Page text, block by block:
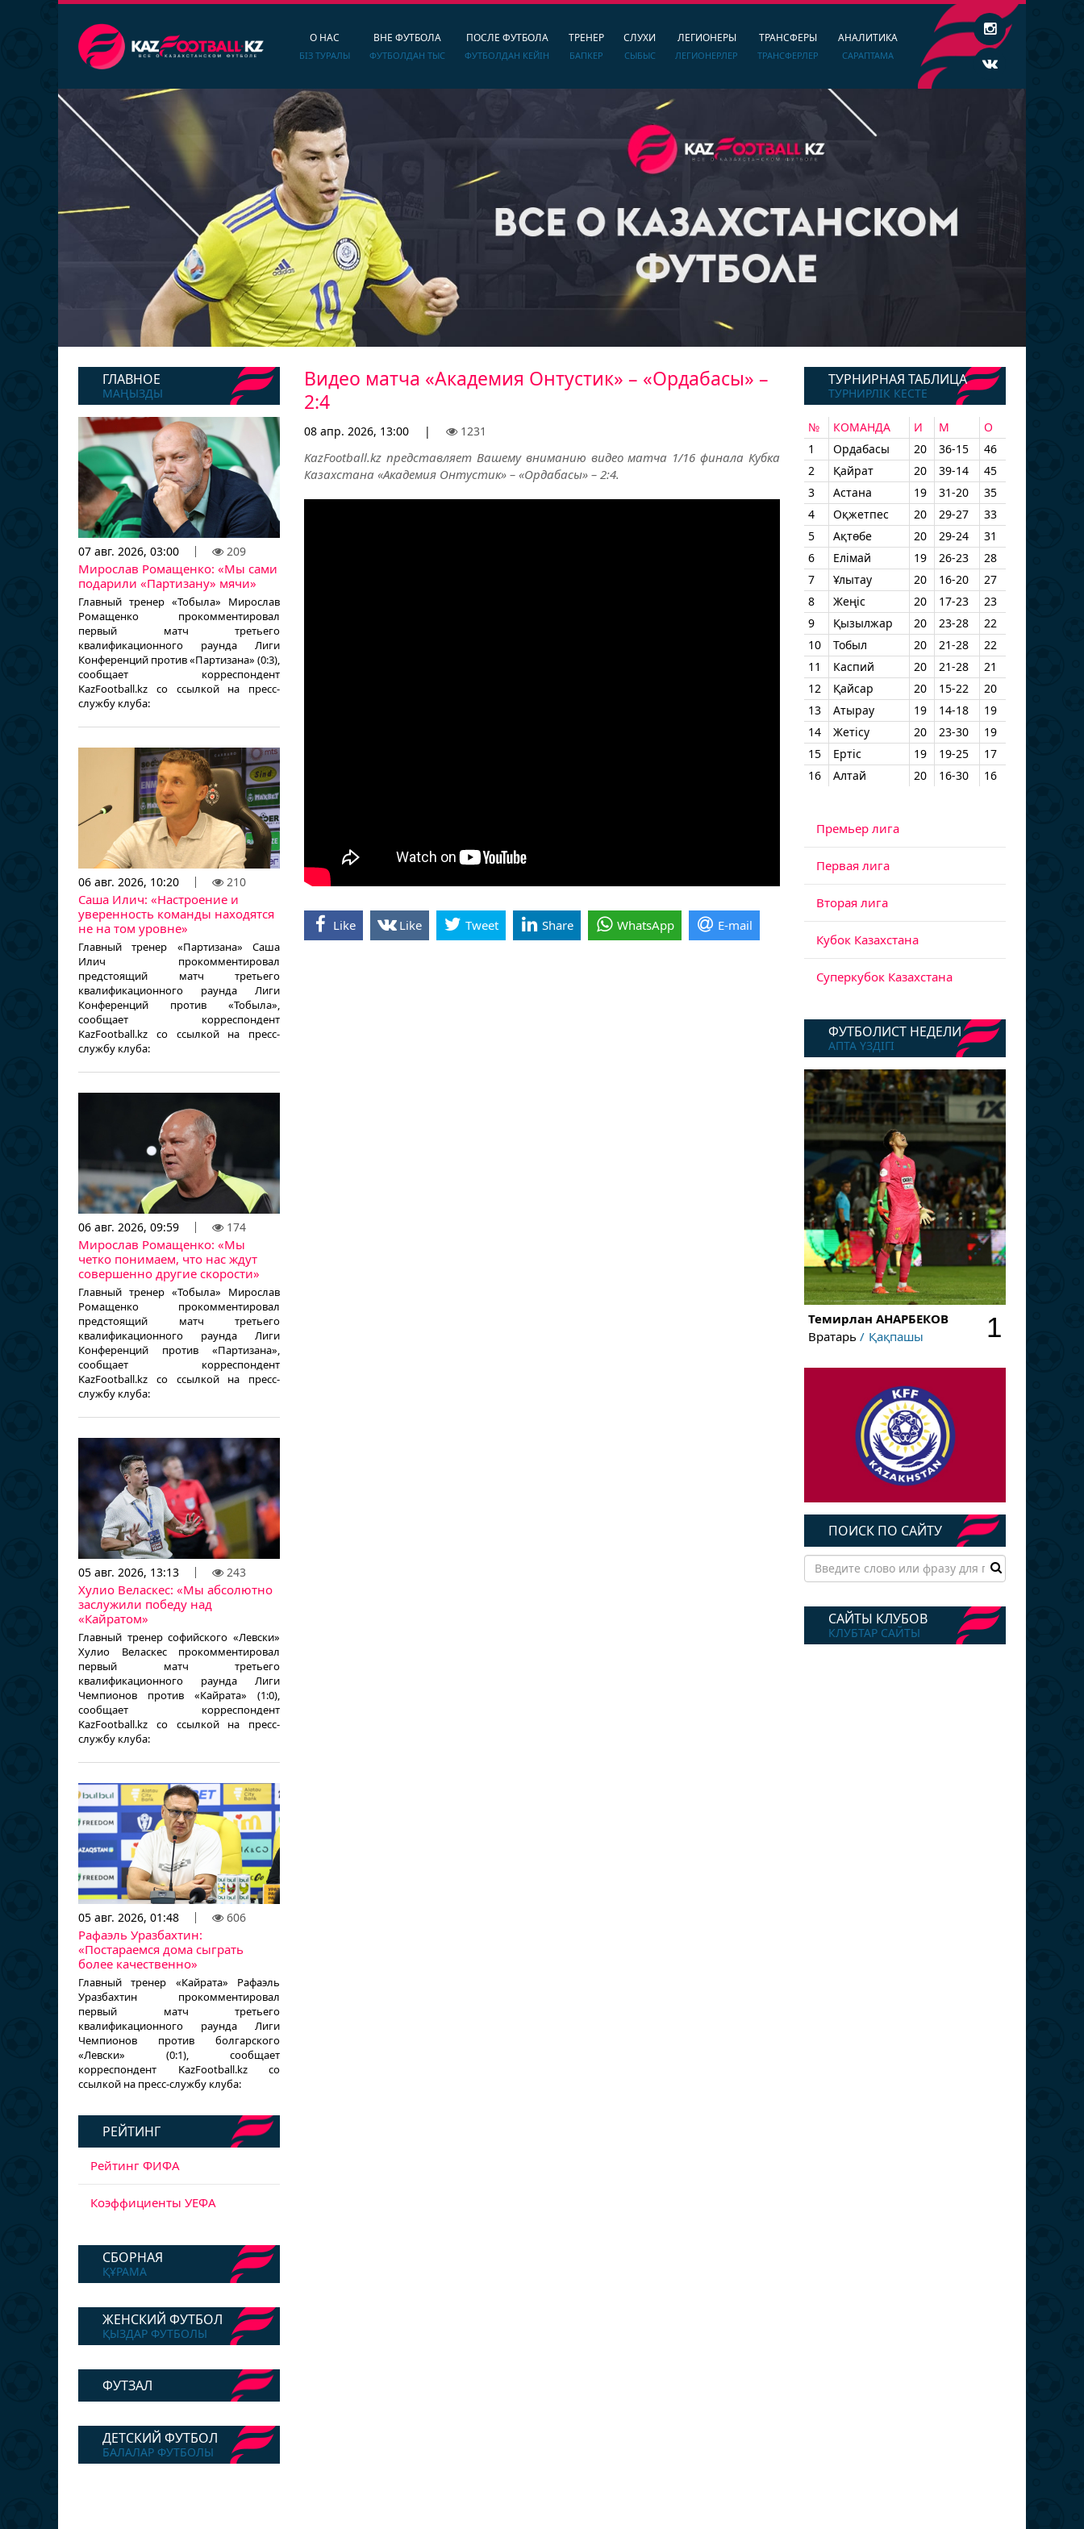
О НАС
БІЗ ТУРАЛЫ
ВНЕ ФУТБОЛА
ФУТБОЛДАН ТЫС
ПОСЛЕ ФУТБОЛА
ФУТБОЛДАН КЕЙІН
ТРЕНЕР
БАПКЕР
СЛУХИ
СЫБЫС
ЛЕГИОНЕРЫ
ЛЕГИОНЕРЛЕР
ТРАНСФЕРЫ
ТРАНСФЕРЛЕР
АНАЛИТИКА
САРАПТАМА
ГЛАВНОЕ
МАҢЫЗДЫ
07 авг. 2026, 03:00 209
Мирослав Ромащенко: «Мы сами
подарили «Партизану» мячи»
Главный тренер «Тобыла» Мирослав
Ромащенко прокомментировал
первый матч третьего
квалификационного раунда Лиги
Конференций против «Партизана» (0:3),
сообщает корреспондент
KazFootball.kz со ссылкой на пресс-
службу клуба:
06 авг. 2026, 10:20 210
Саша Илич: «Настроение и
уверенность команды находятся
не на том уровне»
Главный тренер «Партизана» Саша
Илич прокомментировал
предстоящий матч третьего
квалификационного раунда Лиги
Конференций против «Тобыла»,
сообщает корреспондент
KazFootball.kz со ссылкой на пресс-
службу клуба:
06 авг. 2026, 09:59 174
Мирослав Ромащенко: «Мы
четко понимаем, что нас ждут
совершенно другие скорости»
Главный тренер «Тобыла» Мирослав
Ромащенко прокомментировал
предстоящий матч третьего
квалификационного раунда Лиги
Конференций против «Партизана»,
сообщает корреспондент
KazFootball.kz со ссылкой на пресс-
службу клуба:
05 авг. 2026, 13:13 243
Хулио Веласкес: «Мы абсолютно
заслужили победу над
«Кайратом»
Главный тренер софийского «Левски»
Хулио Веласкес прокомментировал
первый матч третьего
квалификационного раунда Лиги
Чемпионов против «Кайрата» (1:0),
сообщает корреспондент
KazFootball.kz со ссылкой на пресс-
службу клуба:
05 авг. 2026, 01:48 606
Рафаэль Уразбахтин:
«Постараемся дома сыграть
более качественно»
Главный тренер «Кайрата» Рафаэль
Уразбахтин прокомментировал
первый матч третьего
квалификационного раунда Лиги
Чемпионов против болгарского
«Левски» (0:1), сообщает
корреспондент KazFootball.kz со
ссылкой на пресс-службу клуба:
РЕЙТИНГ
Рейтинг ФИФА
Коэффициенты УЕФА
СБОРНАЯ
ҚҰРАМА
ЖЕНСКИЙ ФУТБОЛ
ҚЫЗДАР ФУТБОЛЫ
ФУТЗАЛ
ДЕТСКИЙ ФУТБОЛ
БАЛАЛАР ФУТБОЛЫ
Видео матча «Академия Онтустик» – «Ордабасы» –
2:4
08 апр. 2026, 13:00 | 1231
KazFootball.kz представляет Вашему вниманию видео матча 1/16 финала Кубка
Казахстана «Академия Онтустик» – «Ордабасы» – 2:4.
Like Like Tweet Share WhatsApp E-mail
ТУРНИРНАЯ ТАБЛИЦА
ТУРНИРЛІК КЕСТЕ
№ КОМАНДА И М
О
1
Ордабасы 20 36-15
46
2
Қайрат 20 39-14
45
3
Астана 19 31-20
35
4
Оқжетпес 20 29-27
33
5
Ақтөбе 20 29-24
31
6
Елімай 19 26-23
28
7
Ұлытау 20 16-20
27
8
Жеңіс 20 17-23
23
9
Қызылжар 20 23-28
22
10
Тобыл 20 21-28
22
11
Каспий 20 21-28
21
12
Қайсар 20 15-22
20
13
Атырау 19 14-18
19
14
Жетісу 20 23-30
19
15
Ертіс 19 19-25
17
16
Алтай 20 16-30 16
Премьер лига
Первая лига
Вторая лига
Кубок Казахстана
Суперкубок Казахстана
ФУТБОЛИСТ НЕДЕЛИ
АПТА ҮЗДІГІ
Темирлан АНАРБЕКОВ
Вратарь
Қақпашы 1
ПОИСК ПО САЙТУ
САЙТЫ КЛУБОВ
КЛУБТАР САЙТЫ